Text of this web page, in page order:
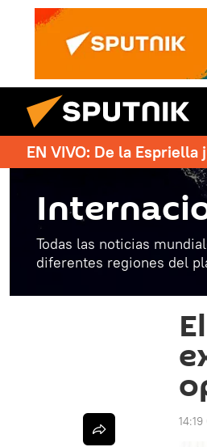
EN VIVO: De la
Todas las noticias
diferentes regiones del